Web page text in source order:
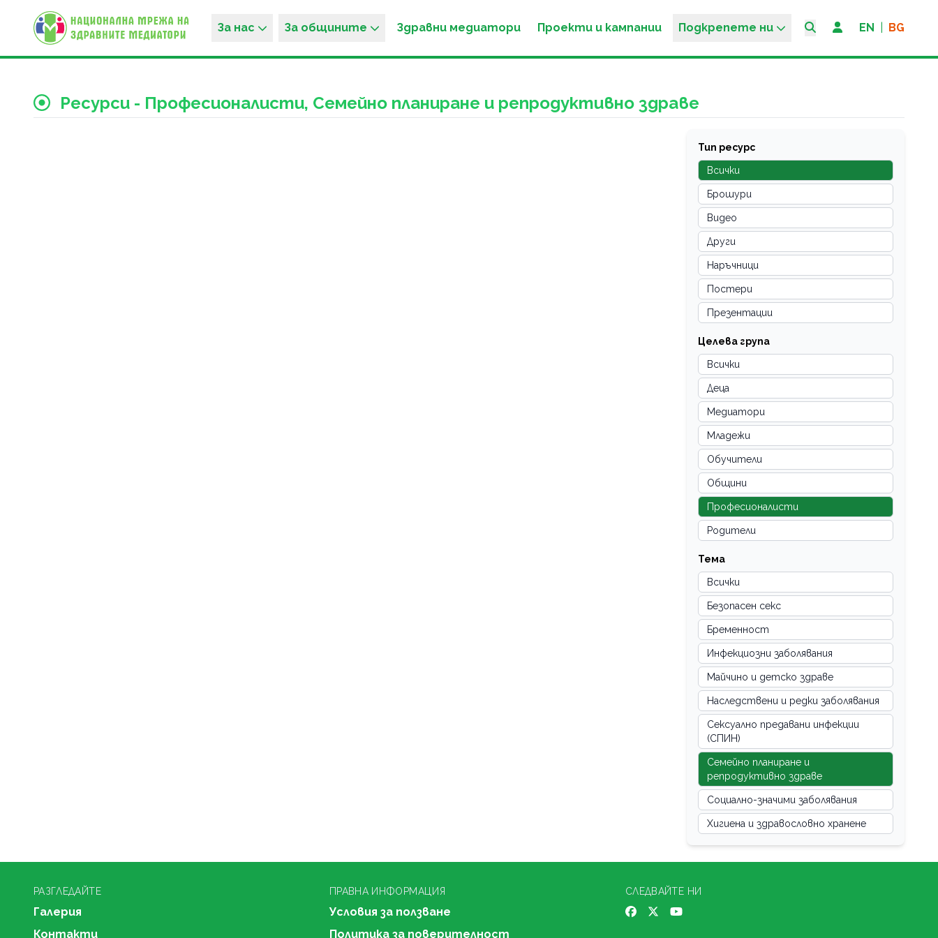
За нас За общините Здравни медиатори Проекти и кампании Подкрепете ни EN BG
Ресурси - Професионалисти, Семейно планиране и репродуктивно здраве
Тип ресурс
Всички
Брошури
Видео
Други
Наръчници
Постери
Презентации
Целева група
Всички
Деца
Медиатори
Младежи
Обучители
Общини
Професионалисти
Родители
Тема
Всички
Безопасен секс
Бременност
Инфекциозни заболявания
Майчино и детско здраве
Наследствени и редки заболявания
Сексуално предавани инфекции
(СПИН)
Семейно планиране и
репродуктивно здраве
Социално-значими заболявания
Хигиена и здравословно хранене
РАЗГЛЕДАЙТЕ
Галерия
Контакти
ПРАВНА ИНФОРМАЦИЯ
Условия за ползване
Политика за поверителност
СЛЕДВАЙТЕ НИ